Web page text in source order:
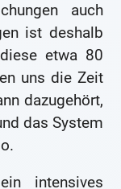
auch
ist deshalb
etwa 80
uns die Zeit
dazugehört,
das System
intensives